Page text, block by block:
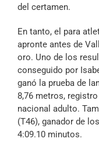
del certamen.
En tanto, el para
apronte antes de
oro. Uno de los
conseguido por
ganó la prueba de
8,76 metros,
nacional adulto.
(T46), ganador de
4:09.10 minutos.